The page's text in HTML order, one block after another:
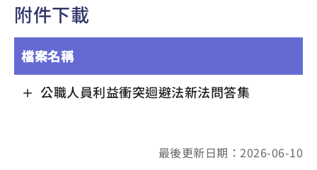
附件下載
檔案名稱
公職人員利益衝突迴避法新法問答集
最後更新日期：2026-06-10